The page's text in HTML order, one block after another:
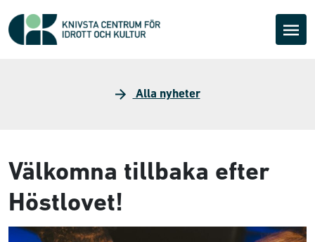
Alla nyheter
Välkomna tillbaka efter
Höstlovet!